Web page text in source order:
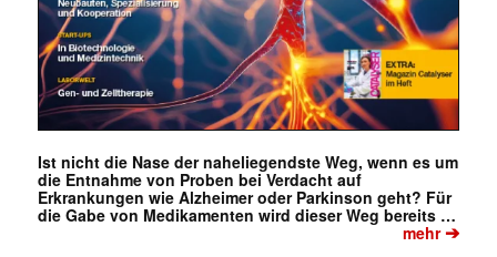
Ist nicht die Nase der naheliegendste Weg, wenn es um
die Entnahme von Proben bei Verdacht auf
Erkrankungen wie Alzheimer oder Parkinson geht? Für
die Gabe von Medikamenten wird dieser Weg bereits …
mehr➔